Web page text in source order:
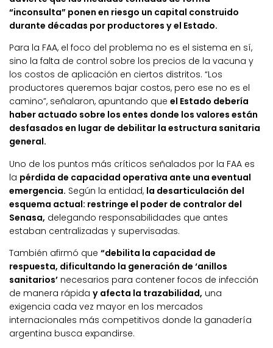
“inconsulta” ponen en riesgo un capital construido
durante décadas por productores y el Estado.
Para la FAA, el foco del problema no es el sistema en sí,
sino la falta de control sobre los precios de la vacuna y
los costos de aplicación en ciertos distritos. “Los
productores queremos bajar costos, pero ese no es el
camino”, señalaron, apuntando que el Estado debería
haber actuado sobre los entes donde los valores están
desfasados en lugar de debilitar la estructura sanitaria
general.
Uno de los puntos más críticos señalados por la FAA es
la pérdida de capacidad operativa ante una eventual
emergencia. Según la entidad, la desarticulación del
esquema actual: restringe el poder de contralor del
Senasa, delegando responsabilidades que antes
estaban centralizadas y supervisadas.
También afirmó que “debilita la capacidad de
respuesta, dificultando la generación de ‘anillos
sanitarios’ necesarios para contener focos de infección
de manera rápida y afecta la trazabilidad, una
exigencia cada vez mayor en los mercados
internacionales más competitivos donde la ganadería
argentina busca expandirse.